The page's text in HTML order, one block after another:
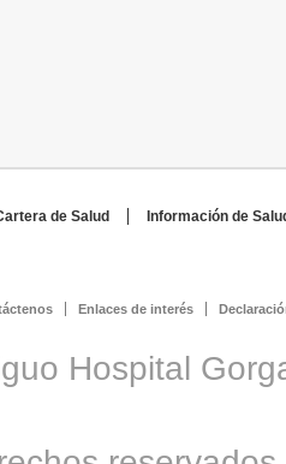
de Salud
Información de
Enlaces de interés
Hospital